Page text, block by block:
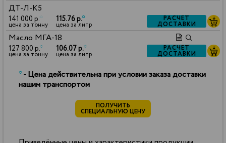
ДТ-Л-К5
141 000 р.*
цена за тонну
115.76 р.*
цена за литр
РАСЧЕТ
ДОСТАВКИ
Масло МГА-18
127 800 р.*
цена за тонну
106.07 р.*
цена за литр
РАСЧЕТ
ДОСТАВКИ
*- Цена действительна при условии заказа доставки
нашим транспортом
ПОЛУЧИТЬ
СПЕЦИАЛЬНУЮ ЦЕНУ